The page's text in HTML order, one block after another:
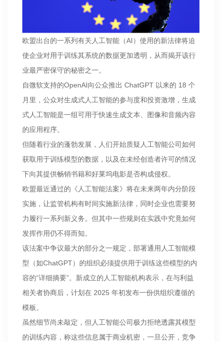
欧盟出台的一系列有关人工智能（AI）使用的新法律将迫
使企业对用于训练其系统的数据更加透明，从而揭开该行
业最严密保守的秘密之一。
自微软支持的OpenAI向公众推出 ChatGPT 以来的 18 个
月里，公众对生成式人工智能的参与度和投资激增，生成
式人工智能是一组可用于快速生成文本、图像和音频内容
的应用程序。
但随着行业的蓬勃发展，人们开始质疑人工智能公司如何
获取用于训练模型的数据，以及在未经创造者许可的情况
下向其提供畅销书籍和好莱坞电影是否构成侵权。
欧盟最近通过的《人工智能法案》将在未来两年内分阶段
实施，让监管机构有时间实施新法律，同时企业也需要努
力履行一系列新义务。但其中一些规则在实践中究竟如何
发挥作用仍不得而知。
该法案中争议最大的部分之一规定，部署通用人工智能模
型（如ChatGPT）的组织必须提供用于训练这些模型的内
容的“详细摘要”。新成立的人工智能机构表示，在与利益
相关者协商后，计划在 2025 年初发布一份供组织遵循的
模板。
虽然细节尚未敲定，但人工智能公司极力拒绝透露其模型
的训练内容，称这些信息属于商业机密，一旦公开，竞争